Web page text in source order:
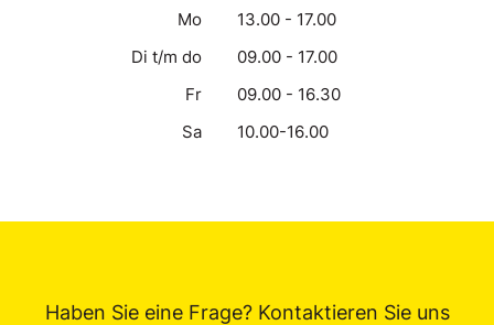
Mo
13.00 - 17.00
Di t/m do
09.00 - 17.00
Fr
09.00 - 16.30
Sa
10.00-16.00
Haben Sie eine Frage? Kontaktieren Sie uns